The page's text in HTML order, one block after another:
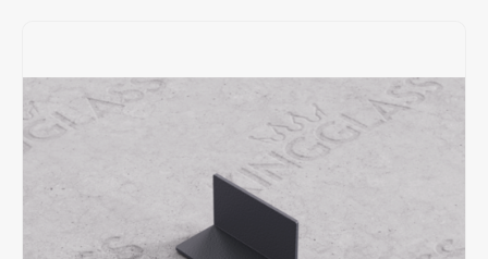
Betaalmethoden
Garantie
Veelgestelde vragen